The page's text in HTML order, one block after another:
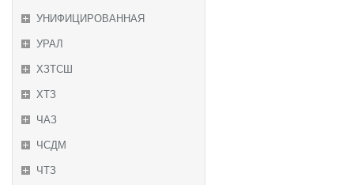
УНИФИЦИРОВАННАЯ
УРАЛ
ХЗТСШ
ХТЗ
ЧАЗ
ЧСДМ
ЧТЗ